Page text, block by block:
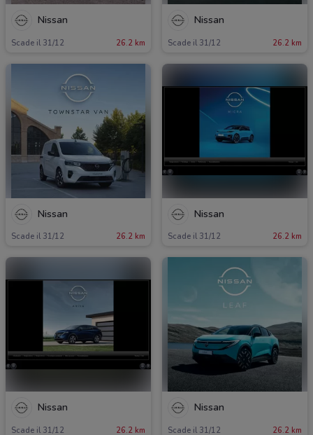
Nissan
Scade il 31/12 26.2 km
Nissan
Scade il 31/12 26.2 km
Nissan
Scade il 31/12 26.2 km
Nissan
Scade il 31/12 26.2 km
Nissan
Scade il 31/12 26.2 km
Nissan
Scade il 31/12 26.2 km